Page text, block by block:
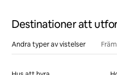
Destinationer att
Andra typer av vistelser